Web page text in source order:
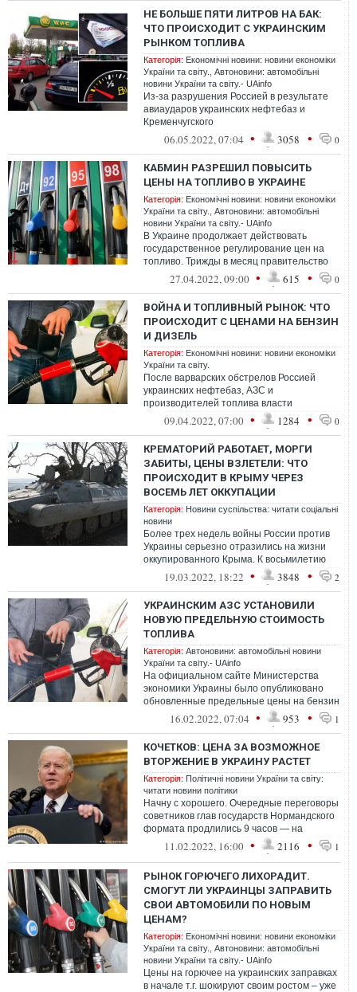
НЕ БОЛЬШЕ ПЯТИ ЛИТРОВ НА БАК:
ЧТО ПРОИСХОДИТ С УКРАИНСКИМ
РЫНКОМ ТОПЛИВА
Категорія: Економічні новини: новини економіки
України та світу.
Автоновини: автомобільні
новини України та світу.- UAinfo
Из-за разрушения Россией в результате
авиаударов украинских нефтебаз и
Кременчугского
нефтеперерабатывающего завода в
нашей стране возник острый дефиц...
06.05.2022, 07:04 • 3058 • 0
КАБМИН РАЗРЕШИЛ ПОВЫСИТЬ
ЦЕНЫ НА ТОПЛИВО В УКРАИНЕ
Категорія: Економічні новини: новини економіки
України та світу.
Автоновини: автомобільні
новини України та світу.- UAinfo
В Украине продолжает действовать
государственное регулирование цен на
топливо. Трижды в месяц правительство
обновляет расчет средней стоимости
27.04.2022, 09:00 • 615 • 0
ВОЙНА И ТОПЛИВНЫЙ РЫНОК: ЧТО
ПРОИСХОДИТ С ЦЕНАМИ НА БЕНЗИН
И ДИЗЕЛЬ
Категорія: Економічні новини: новини економіки
України та світу.
После варварских обстрелов Россией
украинских нефтебаз, АЗС и
производителей топлива власти
стараются удержать баланс потребления
топлива в стране.
09.04.2022, 07:00 • 1284 • 0
КРЕМАТОРИЙ РАБОТАЕТ, МОРГИ
ЗАБИТЫ, ЦЕНЫ ВЗЛЕТЕЛИ: ЧТО
ПРОИСХОДИТ В КРЫМУ ЧЕРЕЗ
ВОСЕМЬ ЛЕТ ОККУПАЦИИ
Категорія: Новини суспільства: читати соціальні
новини
Более трех недель войны России против
Украины серьезно отразились на жизни
оккупированного Крыма. К восьмилетию
оккупации полуострова тут взлетели цен...
19.03.2022, 18:22 • 3848 • 2
УКРАИНСКИМ АЗС УСТАНОВИЛИ
НОВУЮ ПРЕДЕЛЬНУЮ СТОИМОСТЬ
ТОПЛИВА
Категорія: Автоновини: автомобільні новини
України та світу.- UAinfo
На официальном сайте Министерства
экономики Украины было опубликовано
обновленные предельные цены на бензин
и дизель, от которых розничные
16.02.2022, 07:04 • 953 • 1
КОЧЕТКОВ: ЦЕНА ЗА ВОЗМОЖНОЕ
ВТОРЖЕНИЕ В УКРАИНУ РАСТЕТ
Категорія: Політичні новини України та світу:
читати новини політики
Начну с хорошего. Очередные переговоры
советников глав государств Нормандского
формата продлились 9 часов — на
полчаса больше предыдущих. Но с тем же
11.02.2022, 16:00 • 2116 • 1
РЫНОК ГОРЮЧЕГО ЛИХОРАДИТ.
СМОГУТ ЛИ УКРАИНЦЫ ЗАПРАВИТЬ
СВОИ АВТОМОБИЛИ ПО НОВЫМ
ЦЕНАМ?
Категорія: Економічні новини: новини економіки
України та світу.
Автоновини: автомобільні
новини України та світу.- UAinfo
Цены на горючее на украинских заправках
в начале т.г. шокируют своим ростом – уже